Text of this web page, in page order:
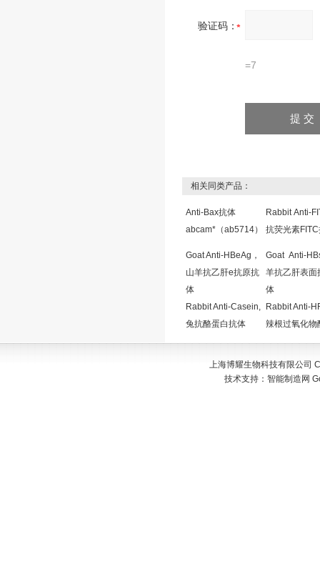
验证码：
=7
相关同类产品：
Anti-Bax抗体
abcam*（ab5714）
Rabbit Anti-
抗荧光素
Goat Anti-HBeAg，
山羊抗乙肝e抗原抗
体
Goat Anti-
羊抗乙肝表面
体
Rabbit Anti-Casein,
兔抗酪蛋白抗体
Rabbit Anti-
辣根过氧化物
上海博耀生物科技有限公司
技术支持： 智能制造网